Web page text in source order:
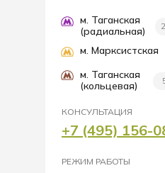
КОНСУЛЬТАЦИЯ
РЕЖИМ РАБОТЫ
+7 (495) 156-
м. Таганская
(радиальная)
м. Марксистская
м. Таганская
(кольцевая)